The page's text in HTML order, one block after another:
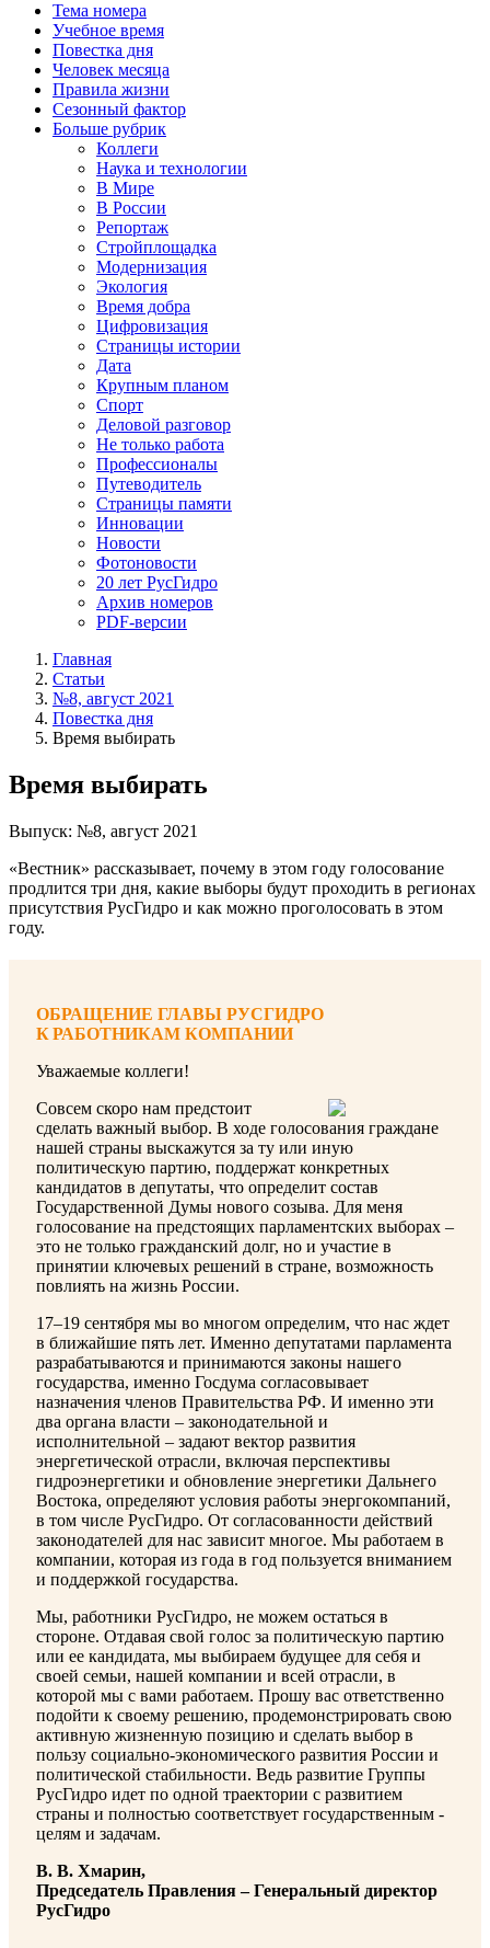
Тема номера
Учебное время
Повестка дня
Человек месяца
Правила жизни
Сезонный фактор
Больше рубрик
Коллеги
Наука и технологии
В Мире
В России
Репортаж
Стройплощадка
Модернизация
Экология
Время добра
Цифровизация
Страницы истории
Дата
Крупным планом
Спорт
Деловой разговор
Не только работа
Профессионалы
Путеводитель
Страницы памяти
Инновации
Новости
Фотоновости
20 лет РусГидро
Архив номеров
PDF-версии
Главная
Статьи
№8, август 2021
Повестка дня
Время выбирать
Время выбирать
Выпуск: №8, август 2021
«Вестник» рассказывает, почему в этом году голосование
продлится три дня, какие выборы будут проходить в регионах
присутствия РусГидро и как можно проголосовать в этом
году.
ОБРАЩЕНИЕ ГЛАВЫ РУСГИДРО
К РАБОТНИКАМ КОМПАНИИ
Уважаемые коллеги!
Совсем скоро нам предстоит
сделать важный выбор. В ходе голосования граждане
нашей страны выскажутся за ту или иную
политическую партию, поддержат конкретных
кандидатов в депутаты, что определит состав
Государственной Думы нового созыва. Для меня
голосование на предстоящих парламентских выборах –
это не только гражданский долг, но и участие в
принятии ключевых решений в стране, возможность
повлиять на жизнь России.
17–19 сентября мы во многом определим, что нас ждет
в ближайшие пять лет. Именно депутатами парламента
разрабатываются и принимаются законы нашего
государства, именно Госдума согласовывает
назначения членов Правительства РФ. И именно эти
два органа власти – законодательной и
исполнительной – задают вектор развития
энергетической отрасли, включая перспективы
гидроэнергетики и обновление энергетики Дальнего
Востока, определяют условия работы энергокомпаний,
в том числе РусГидро. От согласованности действий
законодателей для нас зависит многое. Мы работаем в
компании, которая из года в год пользуется вниманием
и поддержкой государства.
Мы, работники РусГидро, не можем остаться в
стороне. Отдавая свой голос за политическую партию
или ее кандидата, мы выбираем будущее для себя и
своей семьи, нашей компании и всей отрасли, в
которой мы с вами работаем. Прошу вас ответственно
подойти к своему решению, продемонстрировать свою
активную жизненную позицию и сделать выбор в
пользу социально-экономического развития России и
политической стабильности. Ведь развитие Группы
РусГидро идет по одной траектории с развитием
страны и полностью соответствует государственным ­
целям и задачам.
В. В. Хмарин,
Председатель Правления – Генеральный директор
РусГидро